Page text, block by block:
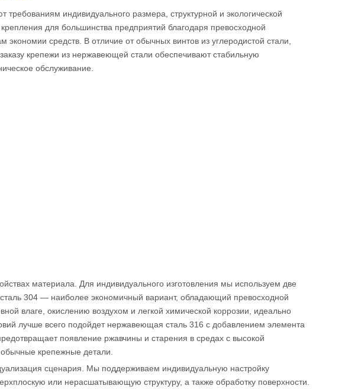
индивидуального размера, структурной и экологической
для большинства предприятий благодаря превосходной
средств. В отличие от обычных винтов из углеродистой стали,
крепежи из нержавеющей стали обеспечивают стабильную
обслуживание.
материала. Для индивидуального изготовления мы используем две
304 — наиболее экономичный вариант, обладающий превосходной
влаге, окислению воздухом и легкой химической коррозии, идеально
лучше всего подойдет нержавеющая сталь 316 с добавлением элемента
появление ржавчины и старения в средах с высокой
крепежные детали.
сценария. Мы поддерживаем индивидуальную настройку
или нерасшатывающую структуру, а также обработку поверхности.